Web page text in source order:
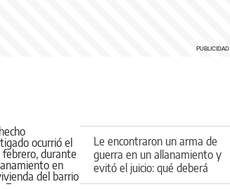
Le encontraron un arma de
guerra en un allanamiento y
evitó el juicio: qué deberá
hacer en Cipolletti